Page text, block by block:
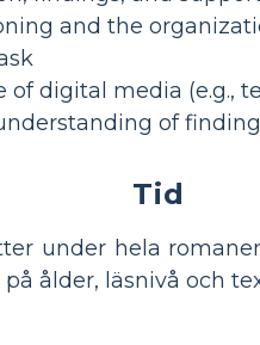
and the
of digital media (e.g.,
of
Tid
under hela
ålder, läsnivå och